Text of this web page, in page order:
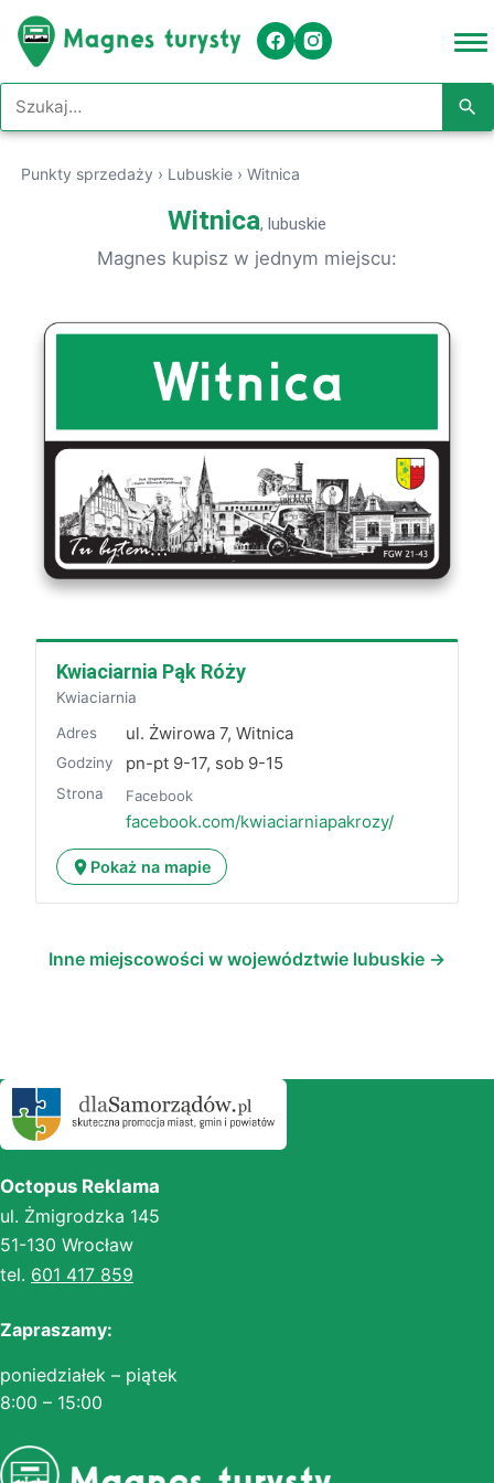
Szukaj w serwisie
Punkty sprzedaży › Lubuskie ›Witnica
Witnica, lubuskie
Magnes kupisz w jednym miejscu:
Kwiaciarnia Pąk Róży
Kwiaciarnia
Adres ul. Żwirowa 7, Witnica
Godziny pn-pt 9-17, sob 9-15
Strona Facebook
facebook.com/kwiaciarniapakrozy/
Pokaż na mapie
Inne miejscowości w województwie lubuskie →
Octopus Reklama
ul. Żmigrodzka 145
51-130 Wrocław
tel. 601 417 859
Zapraszamy:
poniedziałek – piątek
8:00 – 15:00